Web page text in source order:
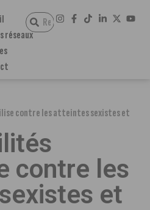
réseaux
contre les atteintes sexistes et
contre les
et